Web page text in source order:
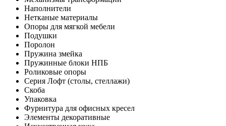
Наполнители
Нетканые материалы
Опоры для мягкой мебели
Подушки
Поролон
Пружина змейка
Пружинные блоки НПБ
Роликовые опоры
Серия Лофт (столы, стеллажи)
Скоба
Упаковка
Фурнитура для офисных кресел
Элементы декоративные